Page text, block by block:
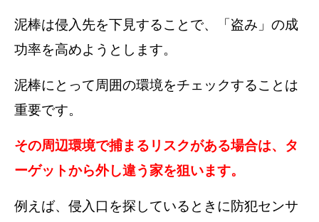
泥棒は侵入先を下見することで、「盗み」の成
功率を高めようとします。
泥棒にとって周囲の環境をチェックすることは
重要です。
その周辺環境で捕まるリスクがある場合は、タ
ーゲットから外し違う家を狙います。
例えば、侵入口を探しているときに防犯センサ